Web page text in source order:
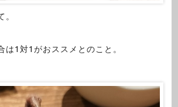
。
は1対1がおススメとのこと。